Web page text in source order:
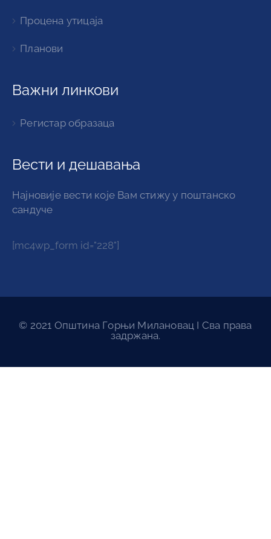
Процена утицаја
Планови
Важни линкови
Регистар образаца
Вести и дешавања
Најновије вести које Вам стижу у поштанско
сандуче
[mc4wp_form id="228"]
© 2021 Општина Горњи Милановац I Сва права
задржана.